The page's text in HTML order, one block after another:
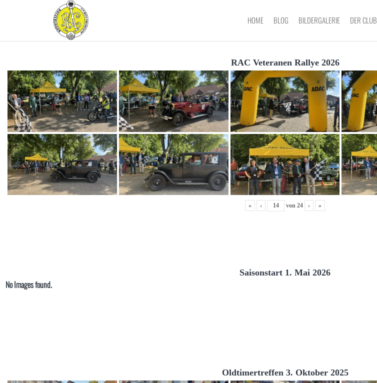
AUTOMOBIL-
ADAC E.V.
HOME BLOG BILDERGALERIE DER CLUB
RAC Veteranen Rallye 2026
« ‹ von 24 › »
Saisonstart 1. Mai 2026
No Images found.
Oldtimertreffen 3. Oktober 2025